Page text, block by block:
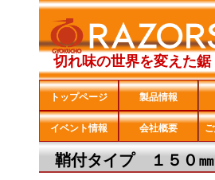
切れ味の世界を変えた鋸
トップページ 製品情報
イベント情報 会社概要
鞘付タイプ １５０